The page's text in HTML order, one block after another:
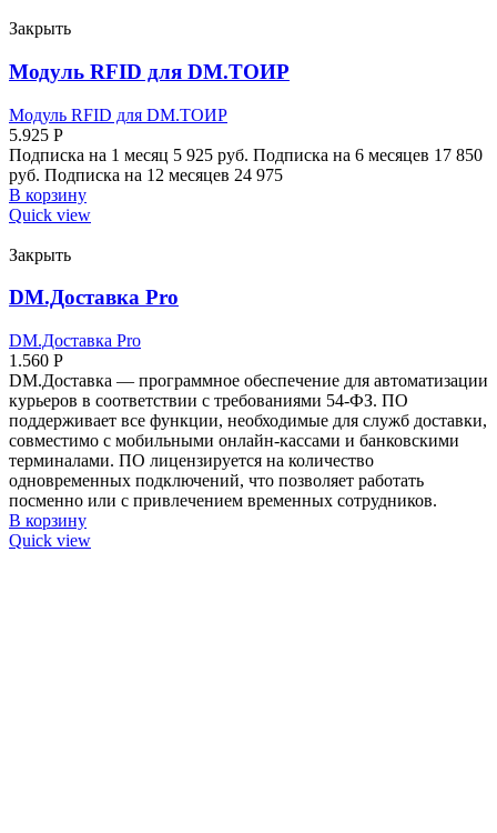
Закрыть
Модуль RFID для DM.ТОИР
Модуль RFID для DM.ТОИР
5.925 Р
Подписка на 1 месяц 5 925 руб. Подписка на 6 месяцев 17 850
руб. Подписка на 12 месяцев 24 975
В корзину
Quick view
Закрыть
DM.Доставка Pro
DM.Доставка Pro
1.560 Р
DM.Доставка — программное обеспечение для автоматизации
курьеров в соответствии с требованиями 54-ФЗ. ПО
поддерживает все функции, необходимые для служб доставки,
совместимо с мобильными онлайн-кассами и банковскими
терминалами. ПО лицензируется на количество
одновременных подключений, что позволяет работать
посменно или с привлечением временных сотрудников.
В корзину
Quick view